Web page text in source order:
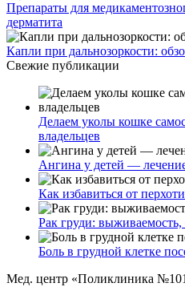
Препараты для
дерматита
Капли при дальнозоркости:
Свежие публикации
Делаем уколы кошке
владельцев
Ангина у детей —
Как избавиться от
Рак груди: выживаемость,
Боль в грудной клетке
Мед. центр «Поликлиника